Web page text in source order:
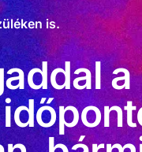
is.